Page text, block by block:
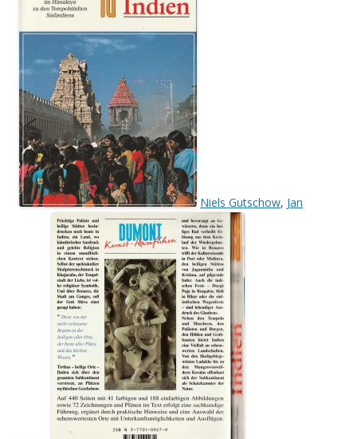
Niels Gutschow, Jan